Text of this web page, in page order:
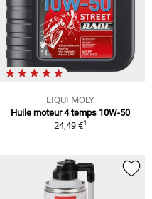
LIQUI MOLY
Huile moteur 4 temps 10W-50
24,49 €1